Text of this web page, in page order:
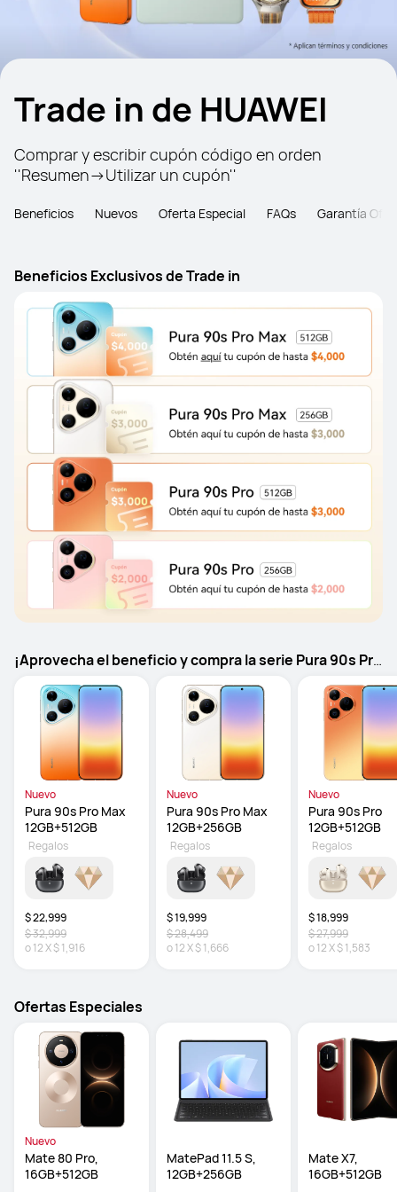
Trade in de HUAWEI
Comprar y escribir cupón código en orden
''Resumen->Utilizar un cupón''
Beneficios Nuevos Oferta Especial FAQs Garantía
Beneficios Exclusivos de Trade in
¡Aprovecha el beneficio y compra la serie Pura 90s Pro
Nuevo
Pura 90s Pro Max
12GB+512GB
$ 22,999
$ 32,999
o12X$ 1,916
Regalos
Nuevo
Pura 90s Pro Max
12GB+256GB
$ 19,999
$ 28,499
o12X$ 1,666
Regalos
Nuevo
Pura 90s Pro
12GB+512GB
$ 18,999
$ 27,999
o12X$ 1,583
Regalos
Ofertas Especiales
Nuevo
Mate 80 Pro,
16GB+512GB
MatePad 11.5 S,
12GB+256GB
Mate X7,
16GB+512GB